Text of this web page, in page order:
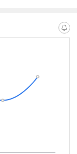
알